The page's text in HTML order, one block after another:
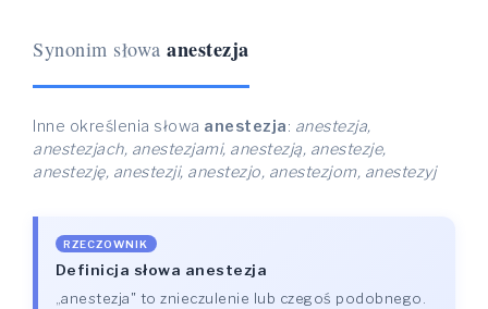
Synonim słowa anestezja
Inne określenia słowa anestezja: anestezja,
anestezjach, anestezjami, anestezją, anestezje,
anestezję, anestezji, anestezjo, anestezjom, anestezyj
RZECZOWNIK
Definicja słowa anestezja
„anestezja" to znieczulenie lub czegoś podobnego.